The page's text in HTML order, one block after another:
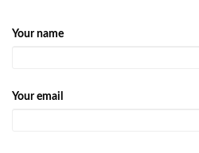
Your name
Your email